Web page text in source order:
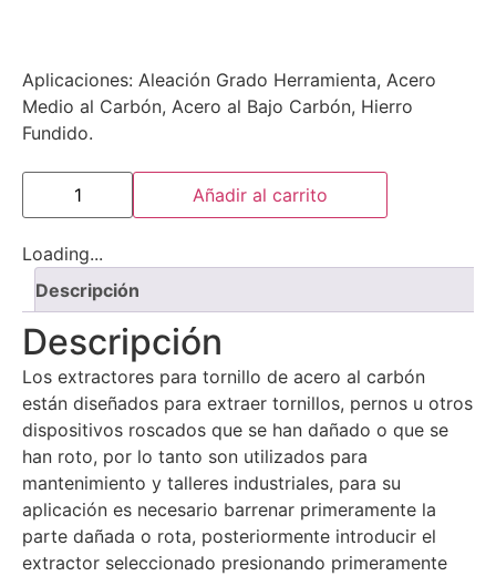
Aplicaciones: Aleación Grado Herramienta, Acero
Medio al Carbón, Acero al Bajo Carbón, Hierro
Fundido.
Añadir al carrito
Loading...
Descripción
Descripción
Los extractores para tornillo de acero al carbón
están diseñados para extraer tornillos, pernos u otros
dispositivos roscados que se han dañado o que se
han roto, por lo tanto son utilizados para
mantenimiento y talleres industriales, para su
aplicación es necesario barrenar primeramente la
parte dañada o rota, posteriormente introducir el
extractor seleccionado presionando primeramente